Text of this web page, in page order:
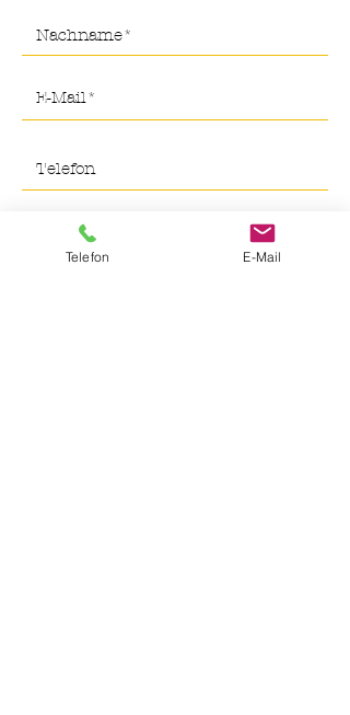
Telefon E-Mail